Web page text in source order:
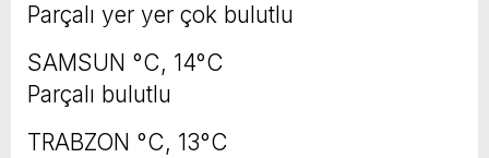
Parçalı yer yer çok bulutlu
SAMSUN °C, 14°C
Parçalı bulutlu
TRABZON °C, 13°C